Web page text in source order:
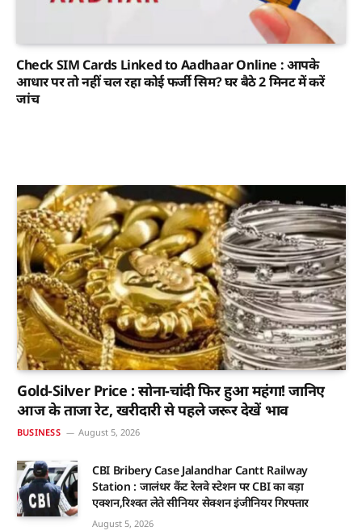
Check SIM Cards Linked to Aadhaar Online : आपके
आधार पर तो नहीं चल रहा कोई फर्जी सिम? घर बैठे 2 मिनट में करें
जांच
Gold-Silver Price : सोना-चांदी फिर हुआ महंगा! जानिए
आज के ताजा रेट, खरीदारी से पहले जरूर देखें भाव
BUSINESS August 5, 2026
CBI Bribery Case Jalandhar Cantt Railway
Station : जालंधर कैंट रेलवे स्टेशन पर CBI का बड़ा
एक्शन,रिश्वत लेते सीनियर सेक्शन इंजीनियर गिरफ्तार
August 5, 2026